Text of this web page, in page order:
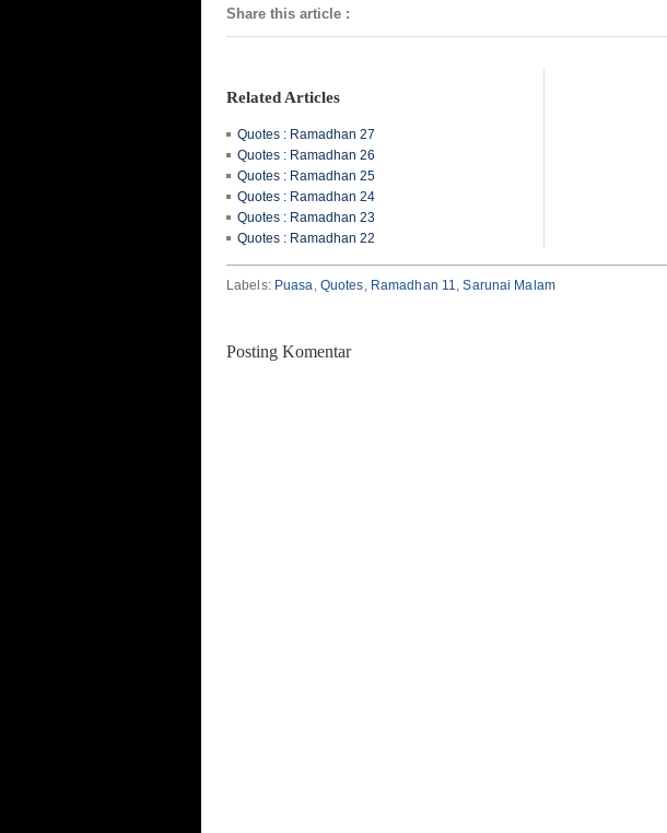
Share this article :
Related Articles
Quotes : Ramadhan 27
Quotes : Ramadhan 26
Quotes : Ramadhan 25
Quotes : Ramadhan 24
Quotes : Ramadhan 23
Quotes : Ramadhan 22
Labels: Puasa, Quotes, Ramadhan 11,Sarunai Malam
Posting Komentar